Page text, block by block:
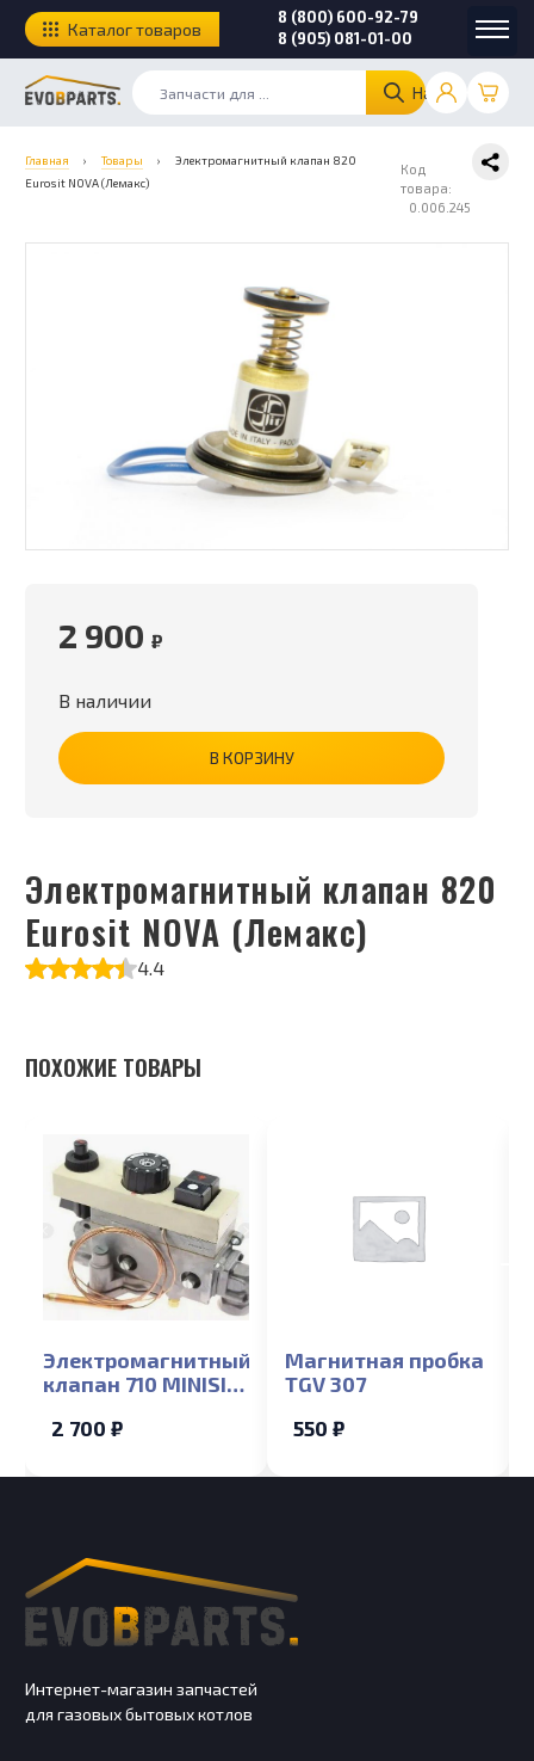
Найти
8 (800) 600-92-79
8 (905) 081-01-00
Каталог товаров
Главная › Товары ›
Электромагнитный клапан 820
Eurosit NOVA (Лемакс)
Код
товара:
0.006.245
Электромагнитный клапан 820
Eurosit NOVA (Лемакс)
4.4
2 900 ₽
В наличии
В КОРЗИНУ
ПОХОЖИЕ ТОВАРЫ
Электромагнитный
клапан 710 MINISIT
Сигнал)
2 700 ₽
Магнитная пробка
TGV 307
550 ₽
Интернет-магазин запчастей
для газовых бытовых котлов